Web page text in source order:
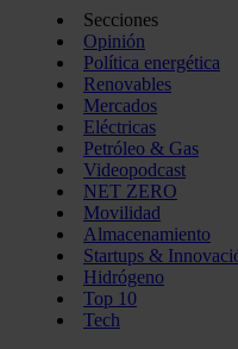
Secciones
Opinión
Política energética
Renovables
Mercados
Eléctricas
Petróleo & Gas
Videopodcast
NET ZERO
Movilidad
Almacenamiento
Startups &
Hidrógeno
Top 10
Tech